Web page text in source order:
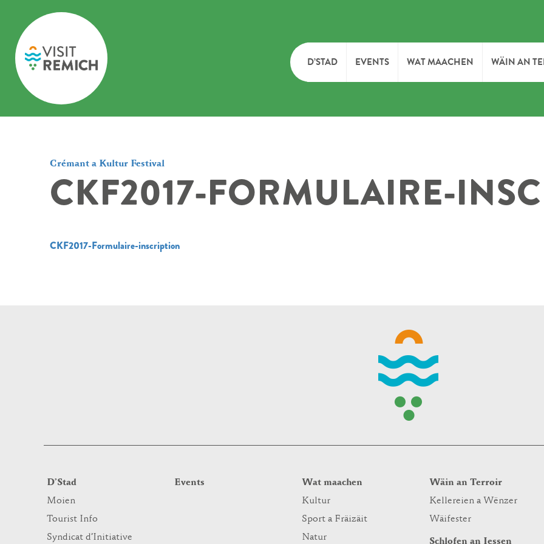
D’STAD
SYNDICAT D’INITIATIVE
EVENTS WAT MAACHEN
NATUR
WÄIN AN
Crémant a Kultur Festival
CKF2017-FORMULAIRE-
CKF2017-Formulaire-inscription
D’Stad
Moien
Tourist Info
Syndicat d’Initiative
Events
Wat maachen
Kultur
Sport a Fräizäit
Natur
Wäin an Terroir
Kellereien a Wënzer
Wäifester
Schlofen an Iessen